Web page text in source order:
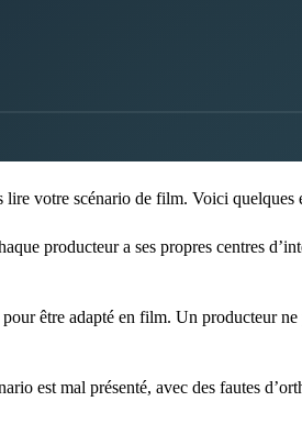
votre scénario de film. Voici quelques
producteur a ses propres centres
pour être adapté en film. Un producteur
est mal présenté, avec des fautes